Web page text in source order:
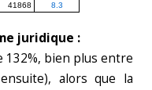
41868 8.3
juridique :
132%, bien plus entre
alors que la